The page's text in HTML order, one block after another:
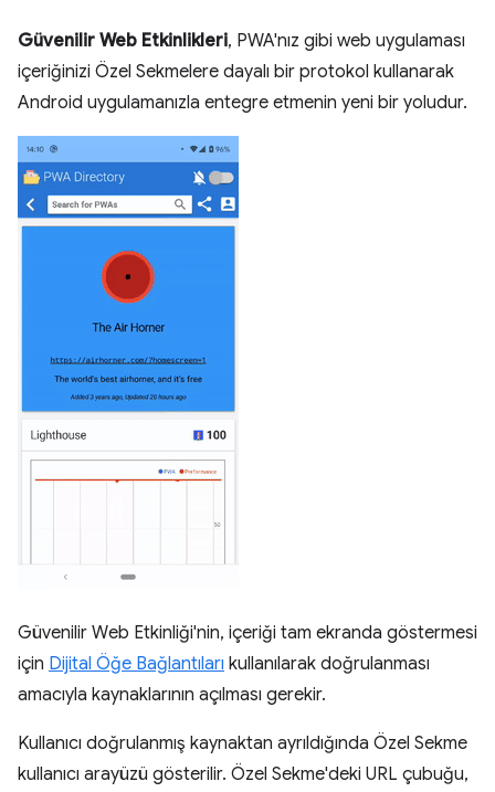
Güvenilir Web Etkinlikleri, PWA'nız gibi web uygulaması
içeriğinizi Özel Sekmelere dayalı bir protokol kullanarak
Android uygulamanızla entegre etmenin yeni bir yoludur.
Güvenilir Web Etkinliği'nin, içeriği tam ekranda göstermesi
için Dijital Öğe Bağlantıları kullanılarak doğrulanması
amacıyla kaynaklarının açılması gerekir.
Kullanıcı doğrulanmış kaynaktan ayrıldığında Özel Sekme
kullanıcı arayüzü gösterilir. Özel Sekme'deki URL çubuğu,